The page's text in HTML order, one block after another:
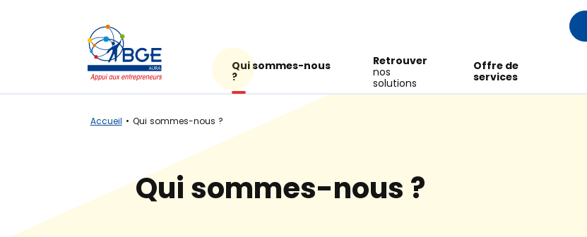
Qui sommes-nous
?
Retrouver
nos
solutions
Offre de
services
Accueil Qui sommes-nous ?
Qui sommes-nous ?